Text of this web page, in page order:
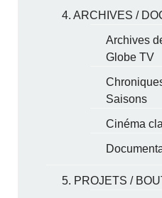
4. ARCHIVES /
Archives
Globe TV
Saisons
Cinéma
5. PROJETS /